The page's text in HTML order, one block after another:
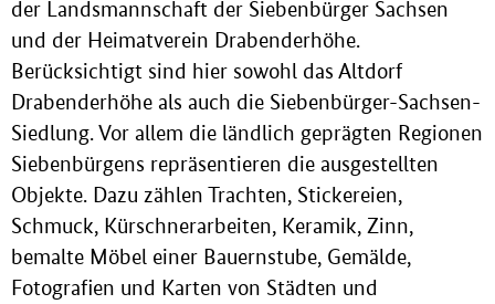
der Landsmannschaft der Siebenbürger Sachsen
und der Heimatverein Drabenderhöhe.
Berücksichtigt sind hier sowohl das Altdorf
Drabenderhöhe als auch die Siebenbürger-Sachsen-
Siedlung. Vor allem die ländlich geprägten Regionen
Siebenbürgens repräsentieren die ausgestellten
Objekte. Dazu zählen Trachten, Stickereien,
Schmuck, Kürschnerarbeiten, Keramik, Zinn,
bemalte Möbel einer Bauernstube, Gemälde,
Fotografien und Karten von Städten und